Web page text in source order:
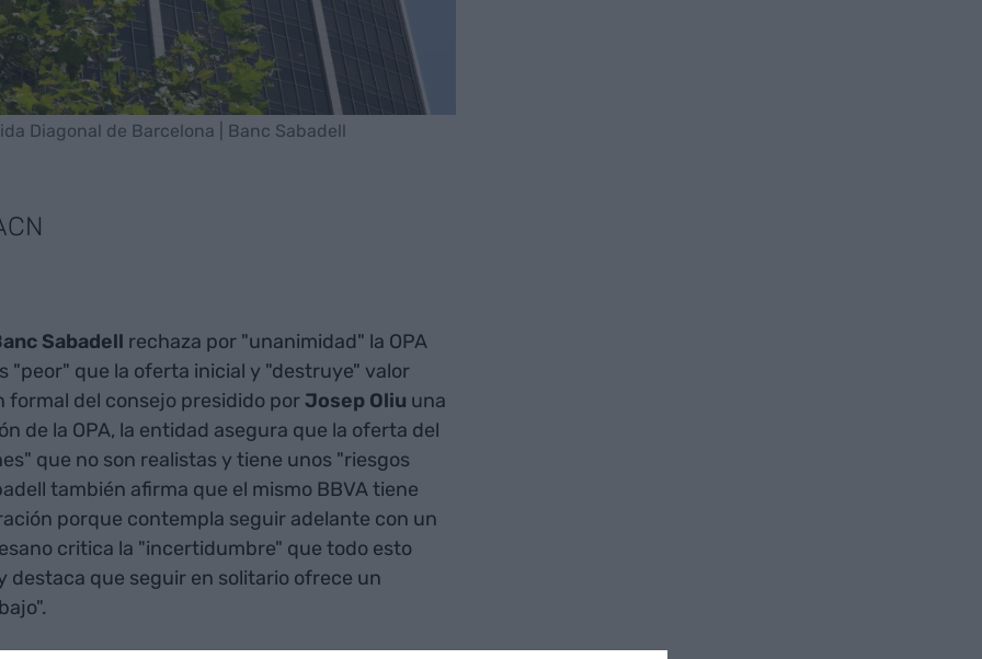
Diagonal de Barcelona | Banc Sabadell
Sabadell rechaza por "unanimidad" la OPA
"peor" que la oferta inicial y "destruye" valor
formal del consejo presidido porJosep Oliu una
de la OPA, la entidad asegura que la oferta del
que no son realistas y tiene unos "riesgos
también afirma que el mismo BBVA tiene
porque contempla seguir adelante con un
critica la "incertidumbre" que todo esto
destaca que seguir en solitario ofrece un